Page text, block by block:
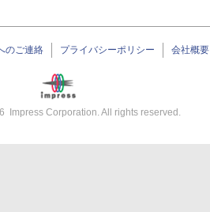
のご連絡 プライバシーポリシー 会社概要
Impress Corporation. All rights reserved.